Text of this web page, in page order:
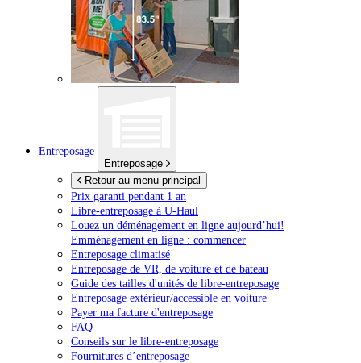
Entreposage
Entreposage
Retour au menu principal
Prix garanti pendant 1 an
Libre-entreposage à U-Haul
Louez un déménagement en ligne aujourd’hui!
Emménagement en ligne : commencer
Entreposage climatisé
Entreposage de VR, de voiture et de bateau
Guide des tailles d'unités de libre-entreposage
Entreposage extérieur/accessible en voiture
Payer ma facture d'entreposage
FAQ
Conseils sur le libre-entreposage
Fournitures d’entreposage